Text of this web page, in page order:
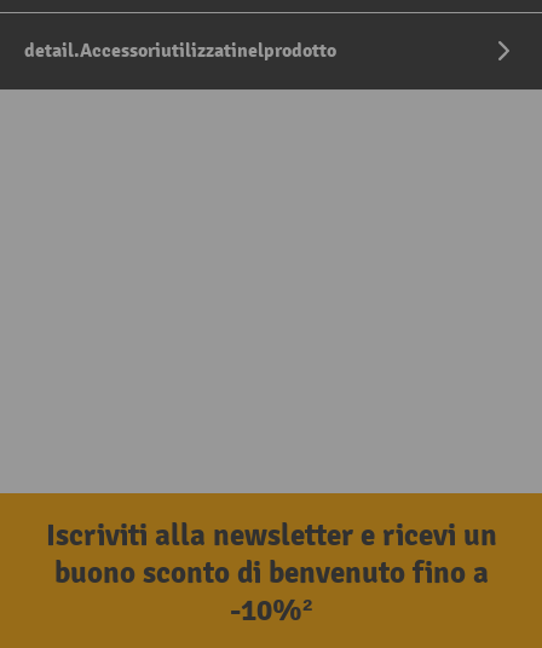
detail.Accessoriutilizzatinelprodotto
Iscriviti alla newsletter e ricevi un
buono sconto di benvenuto fino a
-10%²